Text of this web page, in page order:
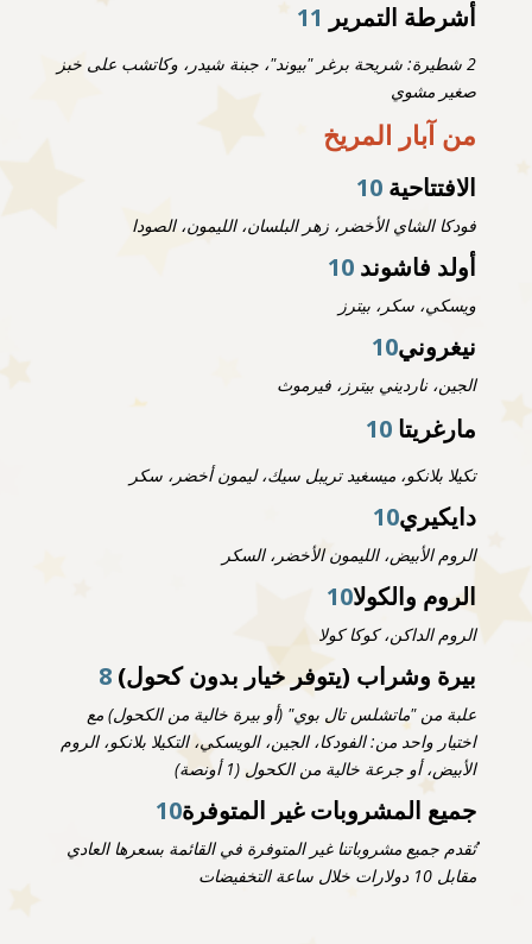
أشرطة التمرير 11
2 شطيرة: شريحة برغر "بيوند"، جبنة شيدر، وكاتشب على خبز
صغير مشوي
من آبار المريخ
الافتتاحية10
فودكا الشاي الأخضر، زهر البلسان، الليمون، الصودا
أولد فاشوند10
ويسكي، سكر، بيترز
نيغروني10
الجين، نارديني بيترز، فيرموث
مارغريتا10
تكيلا بلانكو، ميسغيد تريبل سيك، ليمون أخضر، سكر
دايكيري10
الروم الأبيض، الليمون الأخضر، السكر
الروم والكولا10
الروم الداكن، كوكا كولا
بيرة وشراب (يتوفر خيار بدون كحول) 8
علبة من "ماتشلس تال بوي" (أو بيرة خالية من الكحول) مع
اختيار واحد من: الفودكا، الجين، الويسكي، التكيلا بلانكو، الروم
الأبيض، أو جرعة خالية من الكحول (1 أونصة)
جميع المشروبات غير المتوفرة10
تُقدم جميع مشروباتنا غير المتوفرة في القائمة بسعرها العادي
مقابل 10 دولارات خلال ساعة التخفيضات